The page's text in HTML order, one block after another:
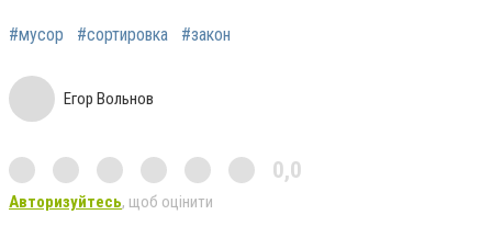
#мусор #сортировка #закон
Егор Вольнов
0,0
Авторизуйтесь, щоб оцінити